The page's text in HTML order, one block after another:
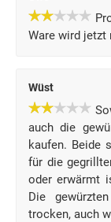
Ware wird jetzt
Wüst
auch die
kaufen. Beide
für die
oder erwärmt
Die
trocken, auch